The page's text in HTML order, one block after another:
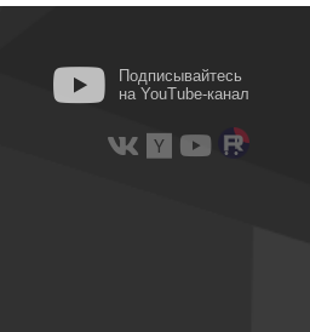
Подписывайтесь
на YouTube-канал